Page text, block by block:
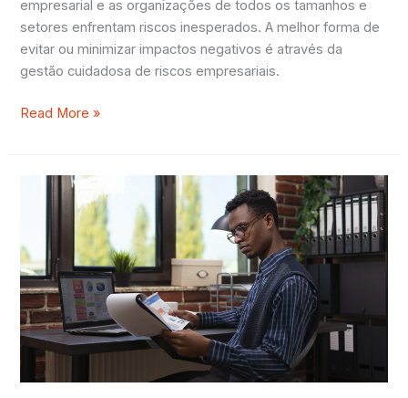
empresarial e as organizações de todos os tamanhos e
setores enfrentam riscos inesperados. A melhor forma de
evitar ou minimizar impactos negativos é através da
gestão cuidadosa de riscos empresariais.
Read More »
indicadores
compliance
essenciais
para
seu
Programa
de
Integridade